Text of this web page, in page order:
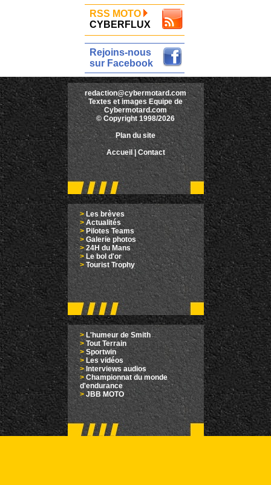
RSS MOTO
CYBERFLUX
Rejoins-nous
sur Facebook
redaction@cybermotard.com
Textes et images Equipe de
Cybermotard.com
© Copyright 1998/2026
Plan du site
Accueil |Contact
>Les brèves
> Actualités
> Pilotes Teams
>Galerie photos
>24H du Mans
>Le bol d'or
> Tourist Trophy
>L'humeur de Smith
> Tout Terrain
> Sportwin
> Les vidéos
> Interviews audios
>Championnat du monde
d'endurance
> JBB MOTO